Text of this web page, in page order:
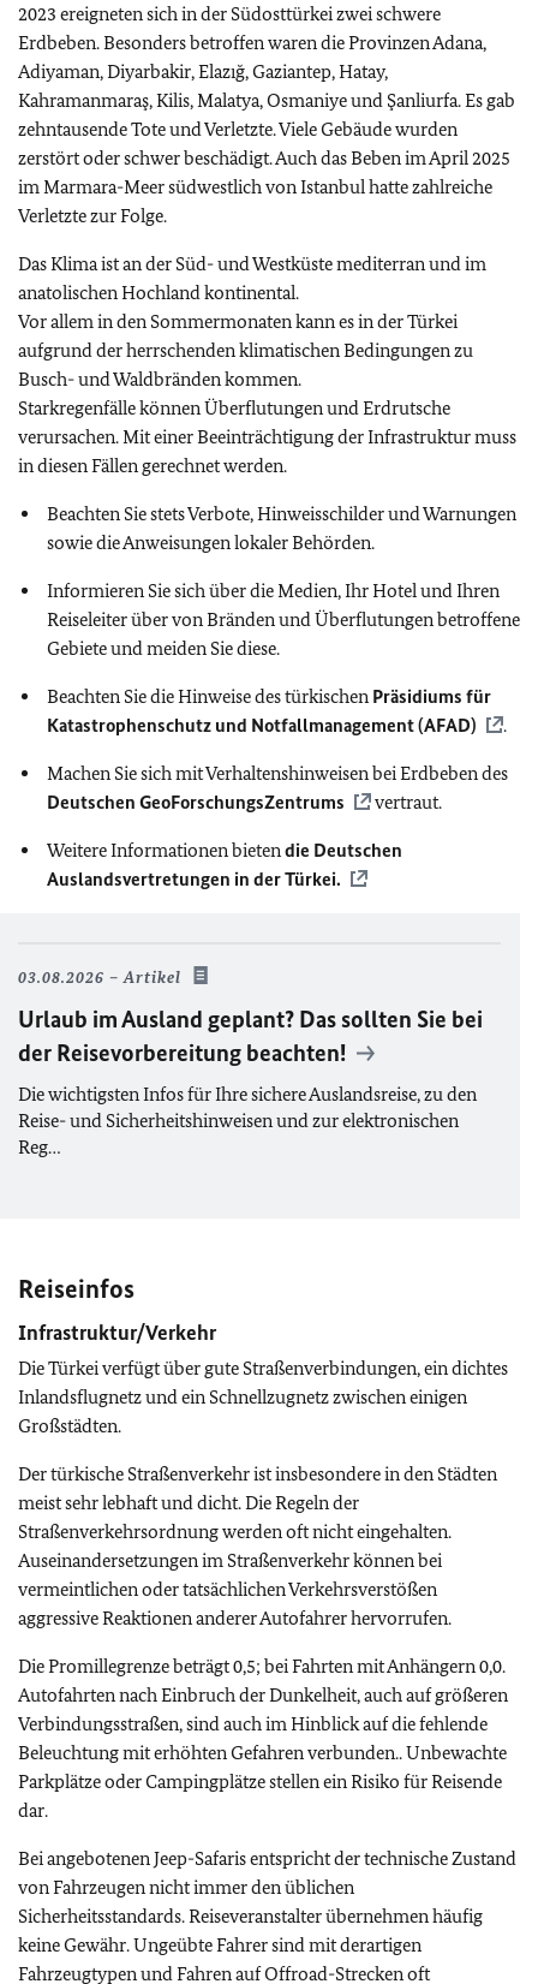
2023 ereigneten sich in der Südosttürkei zwei schwere
Erdbeben. Besonders betroffen waren die Provinzen Adana,
Adiyaman, Diyarbakir, Elazığ, Gaziantep, Hatay,
Kahramanmaraş, Kilis, Malatya, Osmaniye und Şanliurfa. Es gab
zehntausende Tote und Verletzte. Viele Gebäude wurden
zerstört oder schwer beschädigt. Auch das Beben im April 2025
im Marmara-Meer südwestlich von Istanbul hatte zahlreiche
Verletzte zur Folge.
Das Klima ist an der Süd- und Westküste mediterran und im
anatolischen Hochland kontinental.
Vor allem in den Sommermonaten kann es in der Türkei
aufgrund der herrschenden klimatischen Bedingungen zu
Busch- und Waldbränden kommen.
Starkregenfälle können Überflutungen und Erdrutsche
verursachen. Mit einer Beeinträchtigung der Infrastruktur muss
in diesen Fällen gerechnet werden.
Beachten Sie stets Verbote, Hinweisschilder und Warnungen
sowie die Anweisungen lokaler Behörden.
Informieren Sie sich über die Medien, Ihr Hotel und Ihren
Reiseleiter über von Bränden und Überflutungen betroffene
Gebiete und meiden Sie diese.
Beachten Sie die Hinweise des türkischen Präsidiums für
Katastrophenschutz und Notfallmanagement (AFAD)
.
Machen Sie sich mit Verhaltenshinweisen bei Erdbeben des
Deutschen GeoForschungsZentrums
vertraut.
Weitere Informationen bietendie Deutschen
Auslandsvertretungen in der Türkei.
03.08.2026 Artikel
Urlaub im Ausland geplant? Das sollten Sie bei
der Reisevorbereitung beachten!
Die wichtigsten Infos für Ihre sichere Auslandsreise, zu den
Reise- und Sicherheitshinweisen und zur elektronischen
Reg…
Reiseinfos
Infrastruktur/Verkehr
Die Türkei verfügt über gute Straßenverbindungen, ein dichtes
Inlandsflugnetz und ein Schnellzugnetz zwischen einigen
Großstädten.
Der türkische Straßenverkehr ist insbesondere in den Städten
meist sehr lebhaft und dicht. Die Regeln der
Straßenverkehrsordnung werden oft nicht eingehalten.
Auseinandersetzungen im Straßenverkehr können bei
vermeintlichen oder tatsächlichen Verkehrsverstößen
aggressive Reaktionen anderer Autofahrer hervorrufen.
Die Promillegrenze beträgt 0,5; bei Fahrten mit Anhängern 0,0.
Autofahrten nach Einbruch der Dunkelheit, auch auf größeren
Verbindungsstraßen, sind auch im Hinblick auf die fehlende
Beleuchtung mit erhöhten Gefahren verbunden.. Unbewachte
Parkplätze oder Campingplätze stellen ein Risiko für Reisende
dar.
Bei angebotenen Jeep-Safaris entspricht der technische Zustand
von Fahrzeugen nicht immer den üblichen
Sicherheitsstandards. Reiseveranstalter übernehmen häufig
keine Gewähr. Ungeübte Fahrer sind mit derartigen
Fahrzeugtypen und Fahren auf Offroad-Strecken oft